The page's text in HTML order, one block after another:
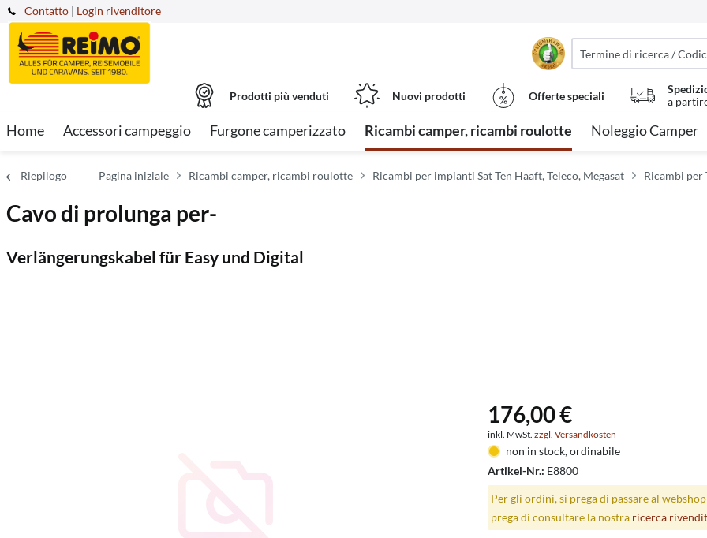
Contatto | Login rivenditore
Prodotti più venduti Nuovi prodotti Offerte speciali
a
Home Accessori campeggio Furgone camperizzato Ricambi camper, ricambi roulotte Noleggio Camper
Riepilogo Pagina iniziale Ricambi camper, ricambi roulotte Ricambi per impianti Sat Ten Haaft, Teleco, Megasat Ricambi per
Cavo di prolunga per-
Verlängerungskabel für Easy und Digital
176,00 €
inkl. MwSt. zzgl. Versandkosten
non in stock, ordinabile
Artikel-Nr.: E8800
Per gli ordini, si prega di passare al
prega di consultare la nostra ricerca